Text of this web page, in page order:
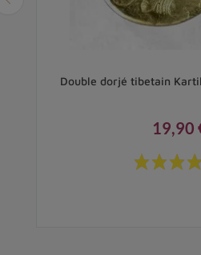
Double dorjé tibetain
Prix
19,90